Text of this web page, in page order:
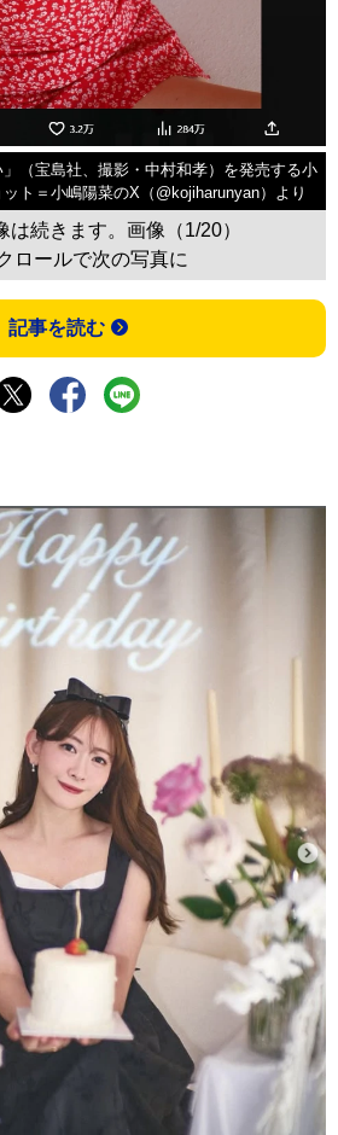
（宝島社、撮影・中村和孝）を発売する小
ト＝小嶋陽菜のX（@kojiharunyan）より
は続きます。画像（1/20）
ロールで次の写真に
記事を読む